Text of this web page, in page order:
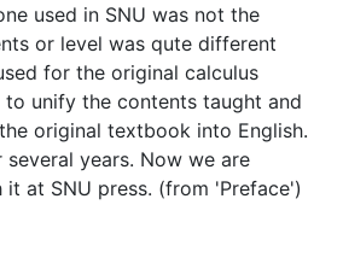
used in SNU was not the
or level was qute different
for the original calculus
to unify the contents taught and
original textbook into English.
several years. Now we are
at SNU press. (from 'Preface')